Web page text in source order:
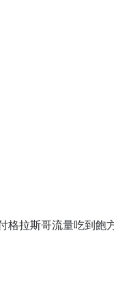
格拉斯哥流量吃到飽